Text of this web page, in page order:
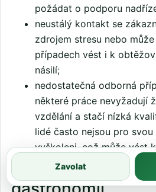
požádat o podporu
neustálý kontakt se
zdrojem stresu nebo
případech vést i k
násilí;
nedostatečná odborná
některé práce nevyžadují
vzdělání a stačí nízká
lidé často nejsou pro
vyškoleni, což může vést
Shrnutí – největší
Zavolat